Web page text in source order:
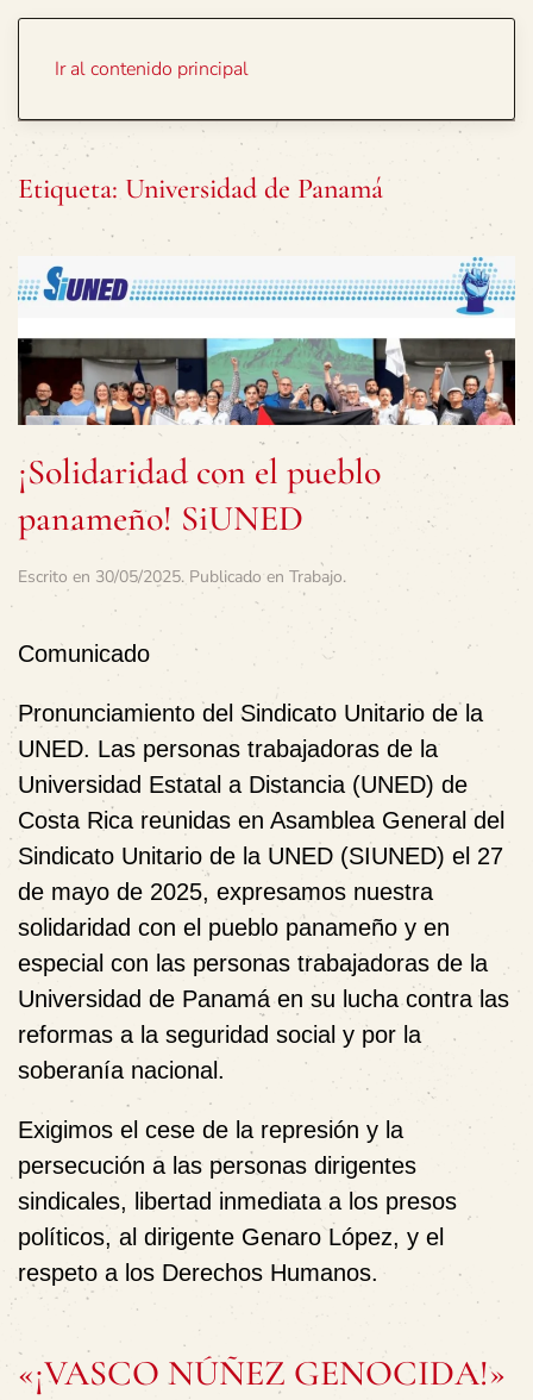
Ir al contenido principal
Etiqueta: Universidad de Panamá
¡Solidaridad con el pueblo
panameño! SiUNED
Escrito en 30/05/2025. Publicado en Trabajo.
Comunicado
Pronunciamiento del Sindicato Unitario de la
UNED. Las personas trabajadoras de la
Universidad Estatal a Distancia (UNED) de
Costa Rica reunidas en Asamblea General del
Sindicato Unitario de la UNED (SIUNED) el 27
de mayo de 2025, expresamos nuestra
solidaridad con el pueblo panameño y en
especial con las personas trabajadoras de la
Universidad de Panamá en su lucha contra las
reformas a la seguridad social y por la
soberanía nacional.
Exigimos el cese de la represión y la
persecución a las personas dirigentes
sindicales, libertad inmediata a los presos
políticos, al dirigente Genaro López, y el
respeto a los Derechos Humanos.
«¡VASCO NÚÑEZ GENOCIDA!»